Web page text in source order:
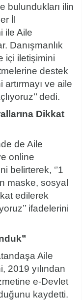
bulundukları ilin
İl
ile Aile
Danışmanlık
içi iletişimini
destek
ve aile
dedi.
Dikkat
de Aile
online
belirterek, ‘’1
maske, sosyal
edilerek
ifadelerini
Aile
2019 yılından
e-Devlet
kaydetti.